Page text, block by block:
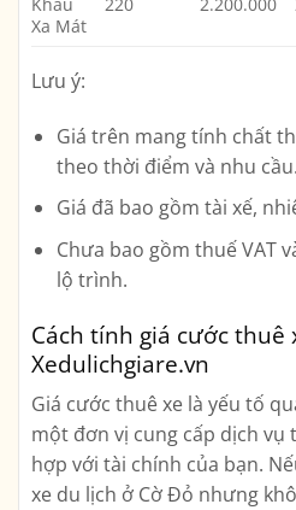
Xa Mát
Lưu ý:
Giá trên mang tính chất
theo thời điểm và nhu cầu.
Giá đã bao gồm tài xế,
Chưa bao gồm thuế VAT
lộ trình.
Cách tính giá cước thuê
Xedulichgiare.vn
Giá cước thuê xe là yếu tố
một đơn vị cung cấp dịch vụ
hợp với tài chính của bạn.
xe du lịch ở Cờ Đỏ nhưng